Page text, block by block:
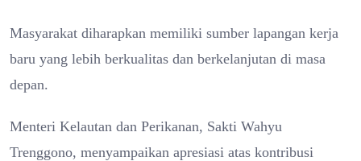
Masyarakat diharapkan memiliki sumber lapangan kerja
baru yang lebih berkualitas dan berkelanjutan di masa
depan.
Menteri Kelautan dan Perikanan, Sakti Wahyu
Trenggono, menyampaikan apresiasi atas kontribusi